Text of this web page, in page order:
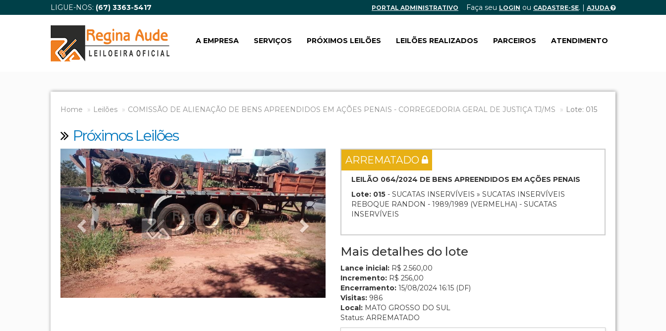
LIGUE-NOS: (67) 3363-5417 PORTAL ADMINISTRATIVO Faça seu LOGIN ou CADASTRE-SE. | AJUDA
A EMPRESA SERVIÇOS PRÓXIMOS LEILÕES LEILÕES REALIZADOS PARCEIROS ATENDIMENTO
Home Leilões COMISSÃO DE ALIENAÇÃO DE BENS APREENDIDOS EM AÇÕES PENAIS - CORREGEDORIA GERAL DE JUSTIÇA TJ/MS Lote: 015
Próximos Leilões
Previous Next ARREMATADO
LEILÃO 064/2024 DE BENS APREENDIDOS EM AÇÕES PENAIS
Lote: 015 - SUCATAS INSERVÍVEIS » SUCATAS INSERVÍVEIS
REBOQUE RANDON - 1989/1989 (VERMELHA) - SUCATAS
INSERVÍVEIS
Mais detalhes do lote
Lance inicial: R$ 2.560,00
Incremento: R$ 256,00
Encerramento: 15/08/2024 16:15 (DF)
Visitas: 986
Local: MATO GROSSO DO SUL
Status: ARREMATADO